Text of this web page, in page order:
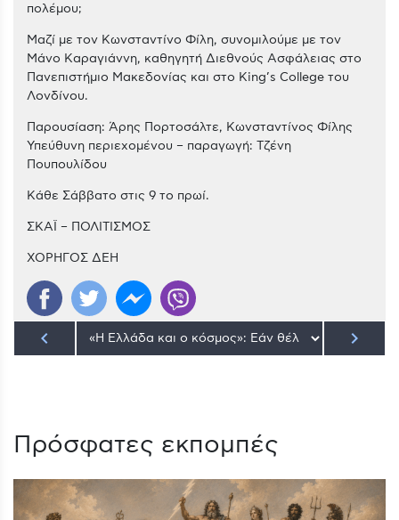
πολέμου;
Μαζί με τον Κωνσταντίνο Φίλη, συνομιλούμε με τον
Μάνο Καραγιάννη, καθηγητή Διεθνούς Ασφάλειας στο
Πανεπιστήμιο Μακεδονίας και στο King’s College του
Λονδίνου.
Παρουσίαση: Άρης Πορτοσάλτε, Κωνσταντίνος Φίλης
Υπεύθυνη περιεχομένου – παραγωγή: Τζένη
Πουπουλίδου
Κάθε Σάββατο στις 9 το πρωί.
ΣΚΑΪ – ΠΟΛΙΤΙΣΜΟΣ
ΧΟΡΗΓΟΣ ΔΕΗ
keyboard_arrow_left keyboard_arrow_right
Πρόσφατες εκπομπές